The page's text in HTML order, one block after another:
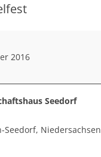
2016
Seedorf
Seedorf, Niedersachsen